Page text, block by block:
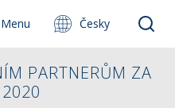
Menu Česky
PARTNERŮM ZA